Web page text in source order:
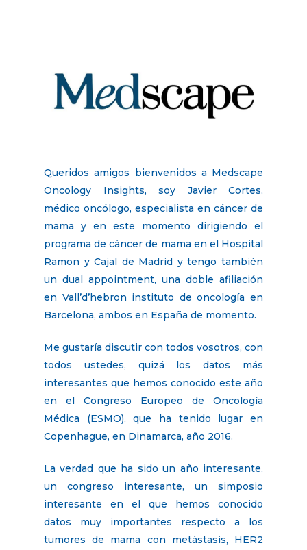
Queridos amigos bienvenidos a Medscape
Oncology Insights, soy Javier Cortes,
médico oncólogo, especialista en cáncer de
mama y en este momento dirigiendo el
programa de cáncer de mama en el Hospital
Ramon y Cajal de Madrid y tengo también
un dual appointment, una doble afiliación
en Vall’d’hebron instituto de oncología en
Barcelona, ambos en España de momento.
Me gustaría discutir con todos vosotros, con
todos ustedes, quizá los datos más
interesantes que hemos conocido este año
en el Congreso Europeo de Oncología
Médica (ESMO), que ha tenido lugar en
Copenhague, en Dinamarca, año 2016.
La verdad que ha sido un año interesante,
un congreso interesante, un simposio
interesante en el que hemos conocido
datos muy importantes respecto a los
tumores de mama con metástasis, HER2